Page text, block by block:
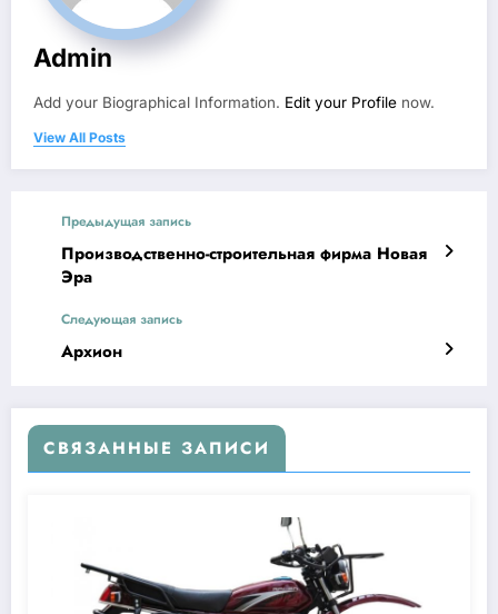
Admin
Add your Biographical Information. Edit your Profile now.
View All Posts
Предыдущая запись
Производственно-строительная фирма Новая
Эра
Следующая запись
Архион
СВЯЗАННЫЕ ЗАПИСИ